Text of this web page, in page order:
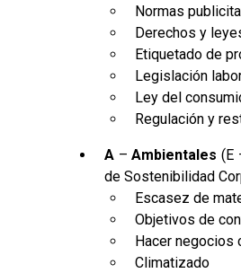
Normas
Derechos y
Etiquetado de
Legislación
Ley del
Regulación y
A –Ambientales (E
de Sostenibilidad
Escasez de
Objetivos de
Hacer negocios
Climatizado